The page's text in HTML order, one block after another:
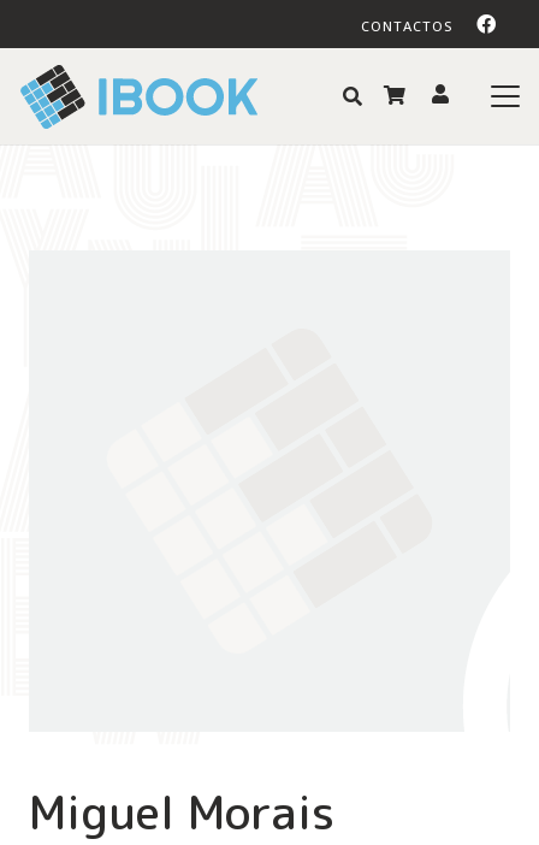
CONTACTOS
Miguel Morais